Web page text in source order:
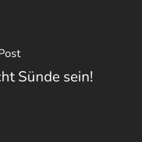
Sünde sein!